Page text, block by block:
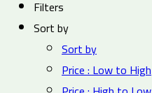
Filters
Sort by
Sort by
Price : Low to High